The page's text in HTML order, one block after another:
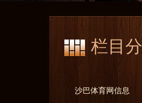
栏目
沙巴体育网信息